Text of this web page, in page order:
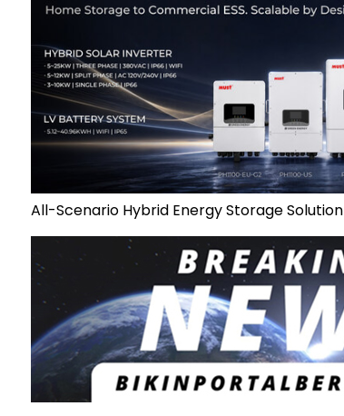
All-Scenario Hybrid Energy Storage Solution